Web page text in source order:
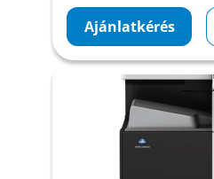
Ajánlatkérés